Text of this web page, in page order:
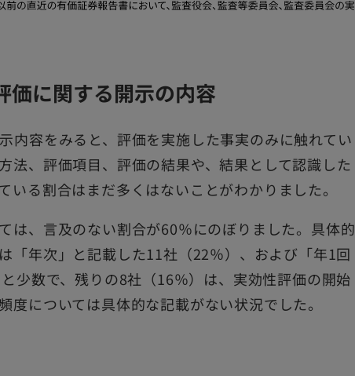
価に関する開示の内容
内容をみると、評価を実施した事実のみに触れてい
法、評価項目、評価の結果や、結果として認識した
いる割合はまだ多くはないことがわかりました。
は、言及のない割合が60％にのぼりました。具体的
「年次」と記載した11社（22％）、および「年1回
少数で、残りの8社（16％）は、実効性評価の開始
度については具体的な記載がない状況でした。